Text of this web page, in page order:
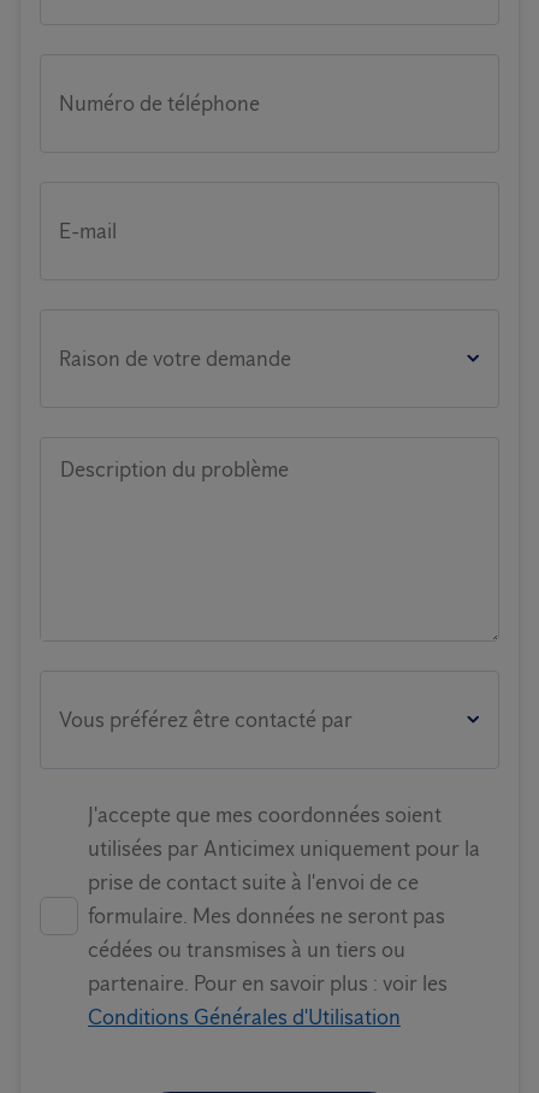
Numéro de téléphone
E-mail
Raison de votre demande
Description du problème
Vous préférez être contacté par
J'accepte que mes coordonnées soient
utilisées par Anticimex uniquement pour la
prise de contact suite à l'envoi de ce
formulaire. Mes données ne seront pas
cédées ou transmises à un tiers ou
partenaire. Pour en savoir plus : voir les
Conditions Générales d'Utilisation